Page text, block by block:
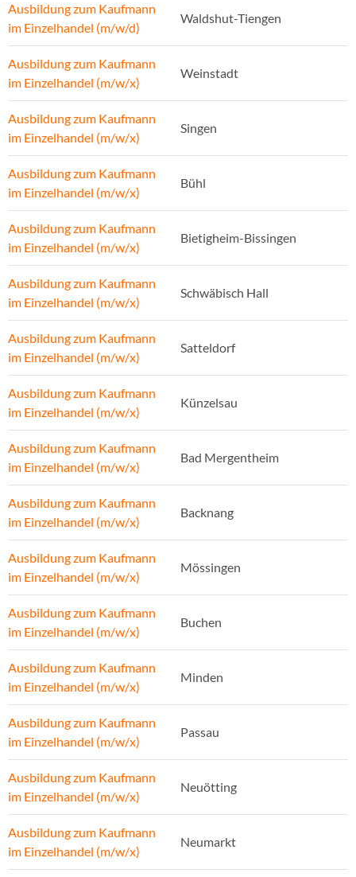
Ausbildung zum Kaufmann
im Einzelhandel (m/w/d)
Waldshut-Tiengen
Ausbildung zum Kaufmann
im Einzelhandel (m/w/x)
Weinstadt
Ausbildung zum Kaufmann
im Einzelhandel (m/w/x)
Singen
Ausbildung zum Kaufmann
im Einzelhandel (m/w/x)
Bühl
Ausbildung zum Kaufmann
im Einzelhandel (m/w/x)
Bietigheim-Bissingen
Ausbildung zum Kaufmann
im Einzelhandel (m/w/x)
Schwäbisch Hall
Ausbildung zum Kaufmann
im Einzelhandel (m/w/x)
Satteldorf
Ausbildung zum Kaufmann
im Einzelhandel (m/w/x)
Künzelsau
Ausbildung zum Kaufmann
im Einzelhandel (m/w/x)
Bad Mergentheim
Ausbildung zum Kaufmann
im Einzelhandel (m/w/x)
Backnang
Ausbildung zum Kaufmann
im Einzelhandel (m/w/x)
Mössingen
Ausbildung zum Kaufmann
im Einzelhandel (m/w/x)
Buchen
Ausbildung zum Kaufmann
im Einzelhandel (m/w/x)
Minden
Ausbildung zum Kaufmann
im Einzelhandel (m/w/x)
Passau
Ausbildung zum Kaufmann
im Einzelhandel (m/w/x)
Neuötting
Ausbildung zum Kaufmann
im Einzelhandel (m/w/x)
Neumarkt